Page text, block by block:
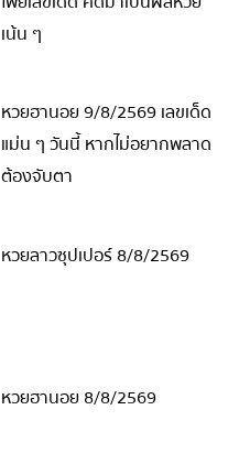
หวยลาวซุปเปอร์ 9/8/2569
หวยเน้น ๆ
หวยฮานอย 9/8/2569 เลขเด็ด